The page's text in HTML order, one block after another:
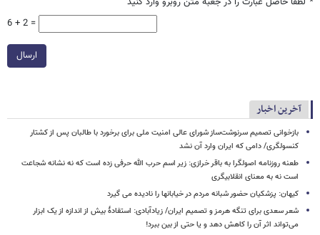
6 + 2 =
ارسال
آخرین اخبار
بازخوانی تصمیم سرنوشت‌ساز شورای عالی امنیت ملی برای برخورد با طالبان پس از کشتار
کنسولگری/ دامی که ایران وارد آن نشد
طعنه روزنامه اصولگرا به باقر خرازی: زیر اسم حرب الله حرفی زده است که نه نشانه شجاعت
است نه به معنای انقلابیگری
کیهان: پزشکیان حضور شبانه مردم در خیابانها را نادیده می گیرد
شعر سعدی برای تنگه هرمز و تصمیم ایران/ زیادآبادی: استفادهٔ بیش از اندازه از یک ابزار
می‌تواند اثر آن را کاهش دهد و یا حتی از بین ببرد!